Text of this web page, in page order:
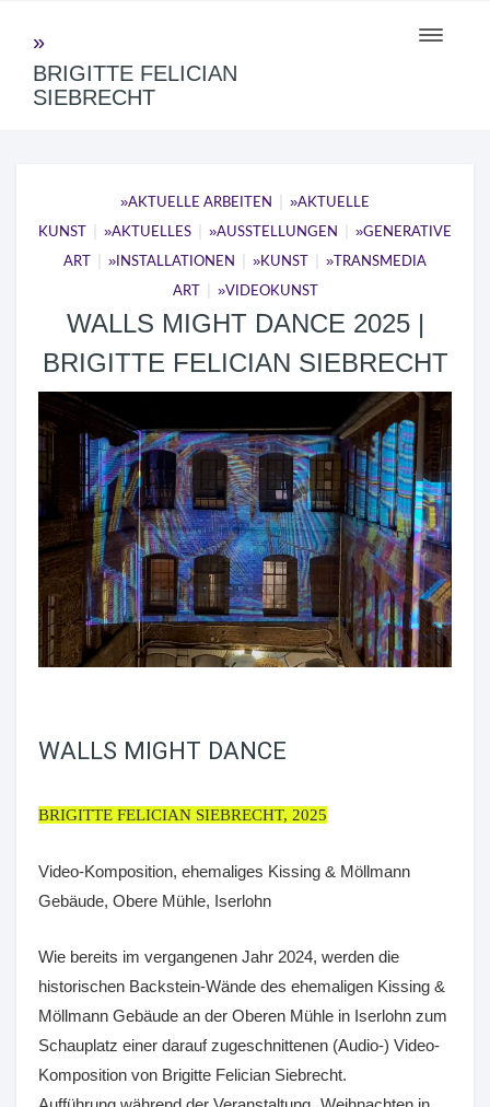
Toggle
BRIGITTE FELICIAN
SIEBRECHT
AKTUELLE ARBEITEN AKTUELLE
KUNST AKTUELLES AUSSTELLUNGEN GENERATIVE
ART INSTALLATIONEN KUNST TRANSMEDIA
ART VIDEOKUNST
WALLS MIGHT DANCE 2025 |
BRIGITTE FELICIAN SIEBRECHT
WALLS MIGHT DANCE
BRIGITTE FELICIAN SIEBRECHT, 2025
Video-Komposition, ehemaliges Kissing & Möllmann
Gebäude, Obere Mühle, Iserlohn
Wie bereits im vergangenen Jahr 2024, werden die
historischen Backstein-Wände des ehemaligen Kissing &
Möllmann Gebäude an der Oberen Mühle in Iserlohn zum
Schauplatz einer darauf zugeschnittenen (Audio-) Video-
Komposition von Brigitte Felician Siebrecht.